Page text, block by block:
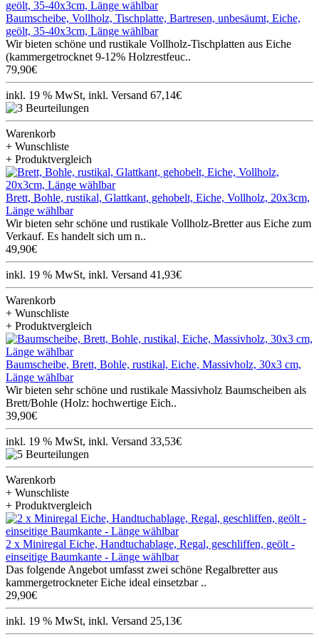
Baumscheibe, Vollholz, Tischplatte, Bartresen, unbesäumt, Eiche,
geölt, 35-40x3cm, Länge wählbar
Wir bieten schöne und rustikale Vollholz-Tischplatten aus Eiche
(kammergetrocknet 9-12% Holzrestfeuc..
79,90€
inkl. 19 % MwSt, inkl. Versand 67,14€
Warenkorb
+ Wunschliste
+ Produktvergleich
Brett, Bohle, rustikal, Glattkant, gehobelt, Eiche, Vollholz, 20x3cm,
Länge wählbar
Wir bieten sehr schöne und rustikale Vollholz-Bretter aus Eiche zum
Verkauf. Es handelt sich um n..
49,90€
inkl. 19 % MwSt, inkl. Versand 41,93€
Warenkorb
+ Wunschliste
+ Produktvergleich
Baumscheibe, Brett, Bohle, rustikal, Eiche, Massivholz, 30x3 cm,
Länge wählbar
Wir bieten sehr schöne und rustikale Massivholz Baumscheiben als
Brett/Bohle (Holz: hochwertige Eich..
39,90€
inkl. 19 % MwSt, inkl. Versand 33,53€
Warenkorb
+ Wunschliste
+ Produktvergleich
2 x Miniregal Eiche, Handtuchablage, Regal, geschliffen, geölt -
einseitige Baumkante - Länge wählbar
Das folgende Angebot umfasst zwei schöne Regalbretter aus
kammergetrockneter Eiche ideal einsetzbar ..
29,90€
inkl. 19 % MwSt, inkl. Versand 25,13€